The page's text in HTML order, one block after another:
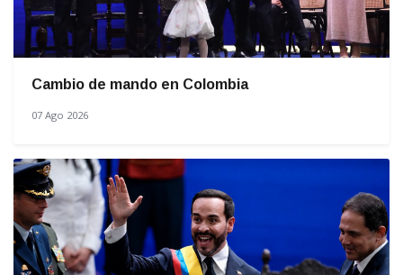
Cambio de mando en Colombia
07 Ago 2026